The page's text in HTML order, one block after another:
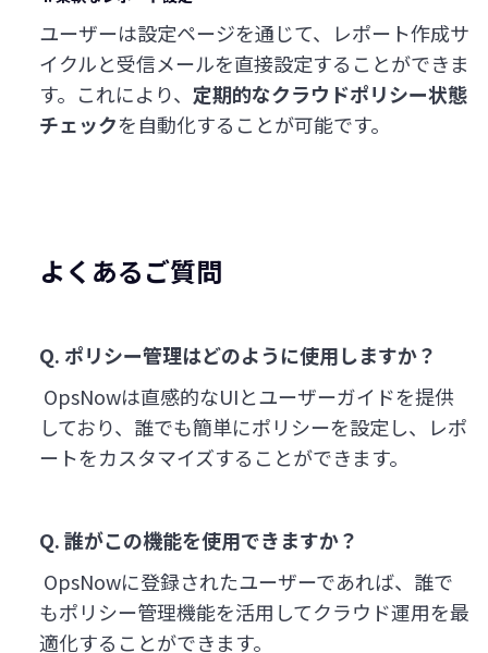
ユーザーは設定ページを通じて、レポート作成サ
イクルと受信メールを直接設定することができま
す。これにより、 定期的なクラウドポリシー状態
チェックを自動化することが可能です。
よくあるご質問
Q. ポリシー管理はどのように使用しますか？
OpsNowは直感的なUIとユーザーガイドを提供
しており、誰でも簡単にポリシーを設定し、レポ
ートをカスタマイズすることができます。
Q. 誰がこの機能を使用できますか？
OpsNowに登録されたユーザーであれば、誰で
もポリシー管理機能を活用してクラウド運用を最
適化することができます。